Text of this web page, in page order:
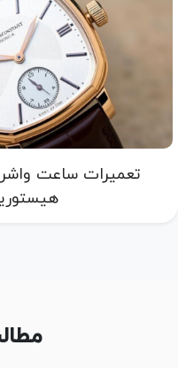
تعمیرات ساعت